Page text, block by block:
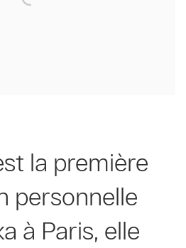
la première
personnelle
à Paris, elle